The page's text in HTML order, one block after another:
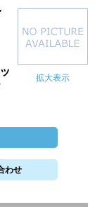
拡大表示
わせ